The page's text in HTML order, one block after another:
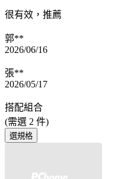
很有效，推薦
郭**
2026/06/16
張**
2026/05/17
搭配組合
(需選 2 件)
選規格